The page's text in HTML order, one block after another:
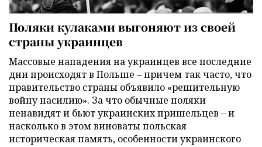
Поляки кулаками выгоняют из своей
страны украинцев
Массовые нападения на украинцев все последние
дни происходят в Польше – причем так часто, что
правительство страны объявило «решительную
войну насилию». За что обычные поляки
ненавидят и бьют украинских пришельцев – и
насколько в этом виноваты польская
историческая память, особенности украинского